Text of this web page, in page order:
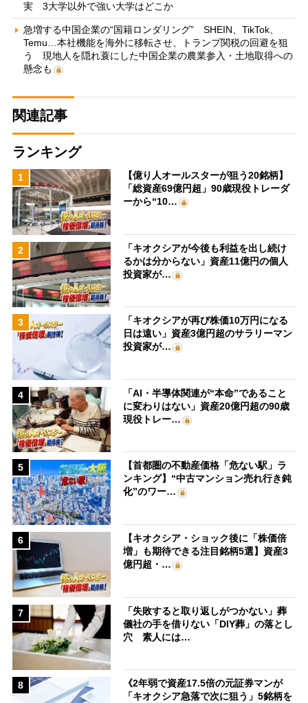
実 3大学以外で強い大学はどこか
急増する中国企業の“国籍ロンダリング” SHEIN、TikTok、
Temu…本社機能を海外に移転させ、トランプ関税の回避を狙
う 現地人を隠れ蓑にした中国企業の農業参入・土地取得への
懸念も
関連記事
ランキング
1
【億り人オールスターが狙う20銘柄】
「総資産69億円超」90歳現役トレーダ
ーから“10…
2
「キオクシアが今後も利益を出し続け
るかは分からない」資産11億円の個人
投資家が…
3
「キオクシアが再び株価10万円になる
日は遠い」資産3億円超のサラリーマン
投資家が…
4
「AI・半導体関連が“本命”であること
に変わりはない」資産20億円超の90歳
現役トレー…
5
【首都圏の不動産価格「危ない駅」ラ
ンキング】“中古マンション売れ行き鈍
化”のワー…
6
【キオクシア・ショック後に「株価倍
増」も期待できる注目銘柄5選】資産3
億円超・…
7
「失敗すると取り返しがつかない」葬
儀社の手を借りない「DIY葬」の落とし
穴 素人には…
8
《2年弱で資産17.5倍の元証券マンが
「キオクシア急落で次に狙う」5銘柄を